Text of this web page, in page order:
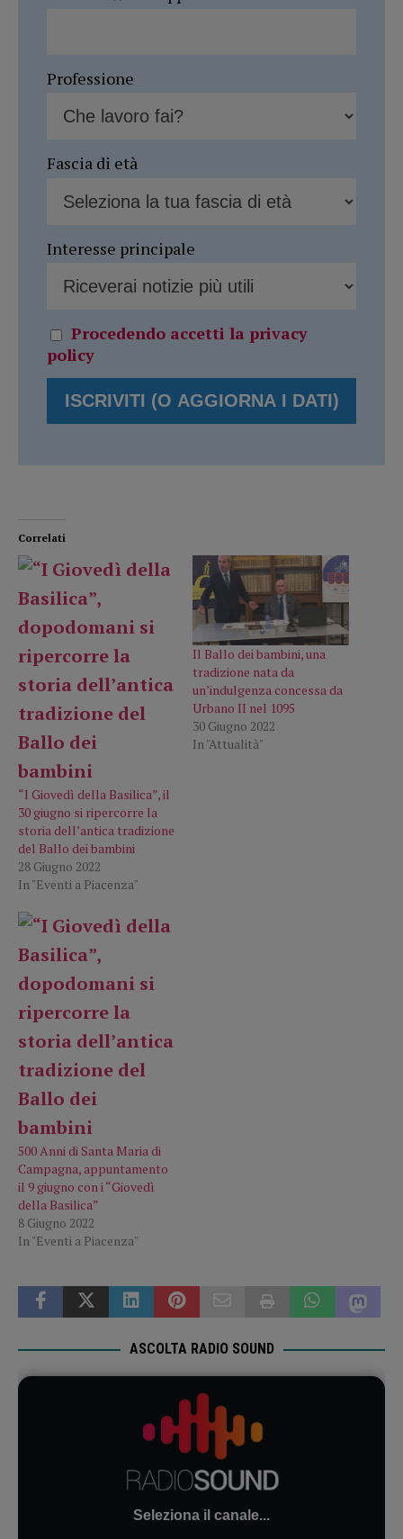
Professione
Fascia di età
Interesse principale
Procedendo accetti la privacy
policy
Correlati
“I Giovedì della Basilica”, il
30 giugno si ripercorre la
storia dell’antica tradizione
del Ballo dei bambini
28 Giugno 2022
In "Eventi a Piacenza"
Il Ballo dei bambini, una
tradizione nata da
un’indulgenza concessa da
Urbano II nel 1095
30 Giugno 2022
In "Attualità"
500 Anni di Santa Maria di
Campagna, appuntamento
il 9 giugno con i “Giovedì
della Basilica”
8 Giugno 2022
In "Eventi a Piacenza"
ASCOLTA RADIO SOUND
Seleziona il canale...